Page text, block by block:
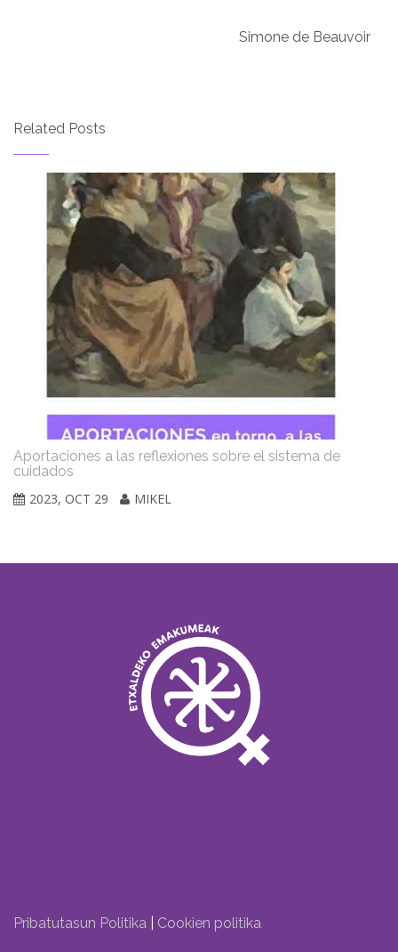
Simone de Beauvoir
Related Posts
Aportaciones a las reflexiones sobre el sistema de
cuidados
2023, OCT 29
MIKEL
Pribatutasun Politika Cookien politika